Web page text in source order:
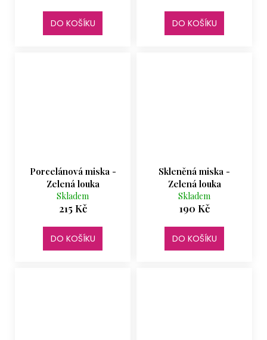
DO KOŠÍKU DO KOŠÍKU
Porcelánová miska -
Zelená louka
Skladem
215 Kč
DO KOŠÍKU
Skleněná miska -
Zelená louka
Skladem
190 Kč
DO KOŠÍKU